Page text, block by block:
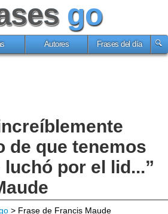
go
Autores Frases del día
de que tenemos
por el lid...”
> Frase de Francis Maude